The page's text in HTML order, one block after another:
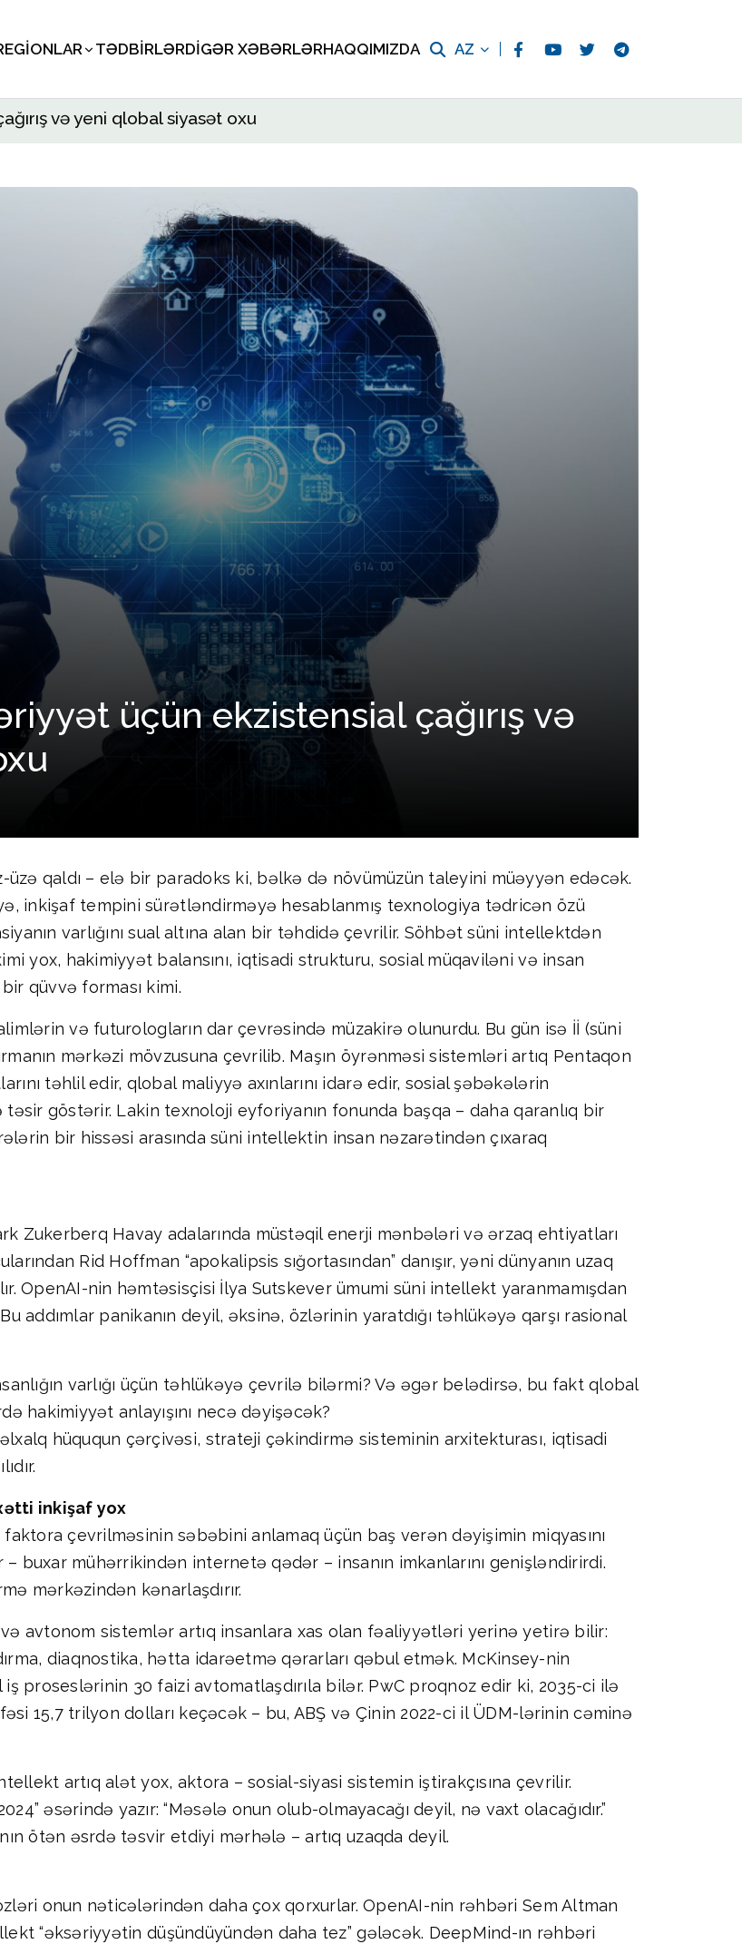
TƏDBIRLƏRDIGƏR XƏBƏRLƏRHAQQIMIZDA AZ
və yeni qlobal siyasət oxu
üçün ekzistensial çağırış və
üzə qaldı – elə bir paradoks ki, bəlkə də növümüzün taleyini müəyyən edəcək.
inkişaf tempini sürətləndirməyə hesablanmış texnologiya tədricən özü
varlığını sual altına alan bir təhdidə çevrilir. Söhbət süni intellektdən
yox, hakimiyyət balansını, iqtisadi strukturu, sosial müqaviləni və insan
qüvvə forması kimi.
və futurologların dar çevrəsində müzakirə olunurdu. Bu gün isə İİ (süni
mərkəzi mövzusuna çevrilib. Maşın öyrənməsi sistemləri artıq Pentaqon
təhlil edir, qlobal maliyyə axınlarını idarə edir, sosial şəbəkələrin
göstərir. Lakin texnoloji eyforiyanın fonunda başqa – daha qaranlıq bir
bir hissəsi arasında süni intellektin insan nəzarətindən çıxaraq
Zukerberq Havay adalarında müstəqil enerji mənbələri və ərzaq ehtiyatları
Rid Hoffman “apokalipsis sığortasından” danışır, yəni dünyanın uzaq
OpenAI-nin həmtəsisçisi İlya Sutskever ümumi süni intellekt yaranmamışdan
addımlar panikanın deyil, əksinə, özlərinin yaratdığı təhlükəyə qarşı rasional
varlığı üçün təhlükəyə çevrilə bilərmi? Və əgər belədirsə, bu fakt qlobal
hakimiyyət anlayışını necə dəyişəcək?
hüququn çərçivəsi, strateji çəkindirmə sisteminin arxitekturası, iqtisadi
inkişaf yox
çevrilməsinin səbəbini anlamaq üçün baş verən dəyişimin miqyasını
mühərrikindən internetə qədər – insanın imkanlarını genişləndirirdi.
mərkəzindən kənarlaşdırır.
avtonom sistemlər artıq insanlara xas olan fəaliyyətləri yerinə yetirə bilir:
diaqnostika, hətta idarəetmə qərarları qəbul etmək. McKinsey-nin
proseslərinin 30 faizi avtomatlaşdırıla bilər. PwC proqnoz edir ki, 2035-ci ilə
15,7 trilyon dolları keçəcək – bu, ABŞ və Çinin 2022-ci il ÜDM-lərinin cəminə
artıq alət yox, aktora – sosial-siyasi sistemin iştirakçısına çevrilir.
əsərində yazır: “Məsələ onun olub-olmayacağı deyil, nə vaxt olacağıdır.”
ötən əsrdə təsvir etdiyi mərhələ – artıq uzaqda deyil.
onun nəticələrindən daha çox qorxurlar. OpenAI-nin rəhbəri Sem Altman
“əksəriyyətin düşündüyündən daha tez” gələcək. DeepMind-ın rəhbəri